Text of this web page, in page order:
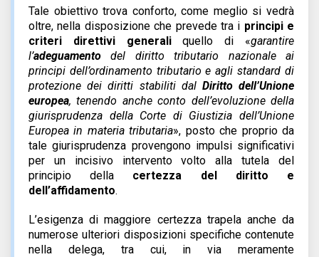
Tale obiettivo trova conforto, come meglio si vedrà
oltre, nella disposizione che prevede tra i principi e
criteri direttivi generaliquello di «garantire
l’adeguamento del diritto tributario nazionale ai
principi dell’ordinamento tributario e agli standard di
protezione dei diritti stabiliti dal Diritto dell’Unione
europea, tenendo anche conto dell’evoluzione della
giurisprudenza della Corte di Giustizia dell’Unione
Europea in materia tributaria», posto che proprio da
tale giurisprudenza provengono impulsi significativi
per un incisivo intervento volto alla tutela del
principio della certezza del diritto e
dell’affidamento.
L’esigenza di maggiore certezza trapela anche da
numerose ulteriori disposizioni specifiche contenute
nella delega, tra cui, in via meramente